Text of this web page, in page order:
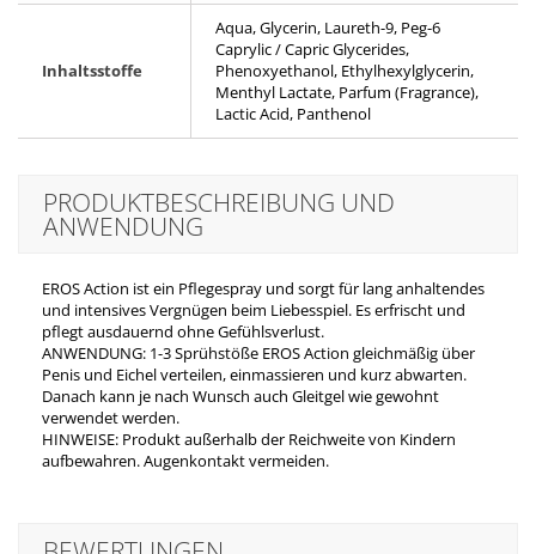
Inhaltsstoffe
Aqua, Glycerin, Laureth-9, Peg-6
Caprylic / Capric Glycerides,
Phenoxyethanol, Ethylhexylglycerin,
Menthyl Lactate, Parfum (Fragrance),
Lactic Acid, Panthenol
PRODUKTBESCHREIBUNG UND
ANWENDUNG
EROS Action ist ein Pflegespray und sorgt für lang anhaltendes
und intensives Vergnügen beim Liebesspiel. Es erfrischt und
pflegt ausdauernd ohne Gefühlsverlust.
ANWENDUNG: 1-3 Sprühstöße EROS Action gleichmäßig über
Penis und Eichel verteilen, einmassieren und kurz abwarten.
Danach kann je nach Wunsch auch Gleitgel wie gewohnt
verwendet werden.
HINWEISE: Produkt außerhalb der Reichweite von Kindern
aufbewahren. Augenkontakt vermeiden.